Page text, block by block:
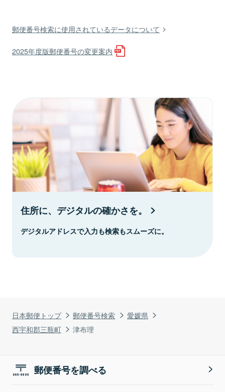
日本郵便トップ 郵便番号検索
愛媛県
西宇和郡三瓶町
津布理
郵便番号検索に使用されているデータについて
2025年度版郵便番号の変更案内
住所に、デジタルの確かさを。
デジタルアドレスで入力も検索もスムーズに。
郵便番号を調べる